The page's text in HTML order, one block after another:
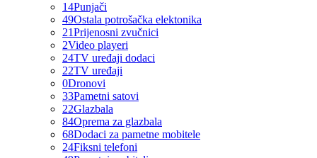
14Punjači
49Ostala potrošačka elektonika
21Prijenosni zvučnici
2Video playeri
24TV uređaji dodaci
22TV uređaji
0Dronovi
33Pametni satovi
22Glazbala
84Oprema za glazbala
68Dodaci za pametne mobitele
24Fiksni telefoni